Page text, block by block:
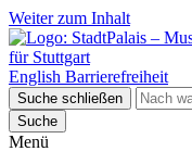
Weiter zum Inhalt
für Stuttgart
English Barrierefreiheit
Suche schließen
Suche
Menü